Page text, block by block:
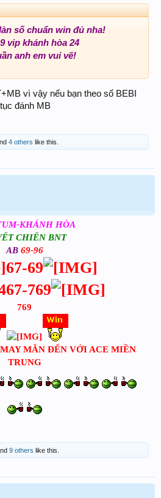
số chuẩn win đủ nha!
vip khánh hòa 24
anh em vui vẽ!
vì vậy nếu bạn theo số BEBI
đánh MB
4 others like this.
KHÁNH HÒA
CHIẾN BNT
AB69-96
67-69
769
769
MẮN ĐẾN VỚI ACE MIỀN
TRUNG
9 others like this.